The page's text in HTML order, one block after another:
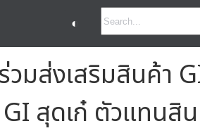
◐
ส่งเสริมสินค้า
สุดเก๋ ตัวแทนสิ